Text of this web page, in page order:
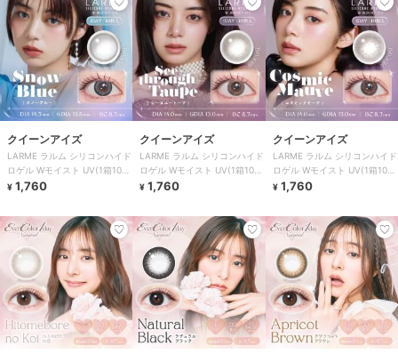
クイーンアイズ
LARME ラルム シリコンハイド
ロゲル Wモイスト UV(1箱10
枚)
¥ 1,760
クイーンアイズ
LARME ラルム シリコンハイド
ロゲル Wモイスト UV(1箱10
枚)
¥ 1,760
クイーンアイズ
LARME ラルム シリコンハイド
ロゲル Wモイスト UV(1箱10
枚)
¥ 1,760